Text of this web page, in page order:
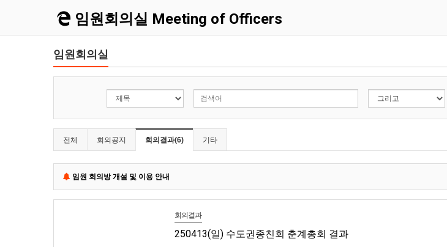
임원회의실 Meeting of Officers
임원회의실
전체 회의공지 회의결과(6) 기타
임원 회의방 개설 및 이용 안내
회의결과
250413(일) 수도권종친회 춘계총회 결과